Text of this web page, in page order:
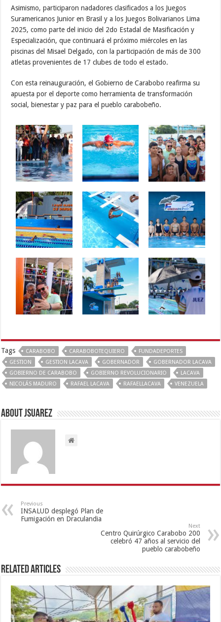
Asimismo, participaron nadadores clasificados a los Juegos
Suramericanos Junior en Brasil y a los Juegos Bolivarianos Lima
2025, como parte del inicio del 2do Estadal de Masificación y
Especialización, que continuará el próximo miércoles en las
piscinas del Misael Delgado, con la participación de más de 300
atletas provenientes de 17 clubes de todo el estado.
Con esta reinauguración, el Gobierno de Carabobo reafirma su
apuesta por el deporte como herramienta de transformación
social, bienestar y paz para el pueblo carabobeño.
Tags CARABOBO CARABOBOTEQUIERO
FUNDADEPORTES
GESTION
GESTION LACAVA GOBERNADOR
GOBERNADOR LACAVA
GOBIERNO DE CARABOBO
GOBIERNO REVOLUCIONARIO
LACAVA
NICOLÁS MADURO
RAFAEL LACAVA RAFAELLACAVA VENEZUELA
About Jsuarez
Previous
INSALUD desplegó Plan de
Fumigación en Draculandia
Next
Centro Quirúrgico Carabobo 200
celebró 47 años al servicio del
pueblo carabobeño
Related Articles